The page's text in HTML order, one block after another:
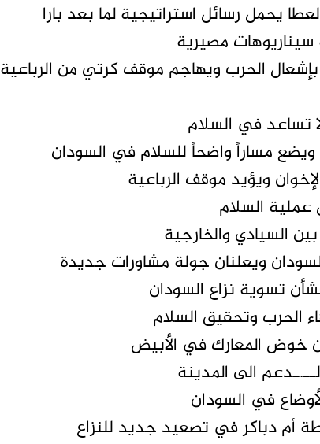
يحمل رسائل استراتيجية لما بعد بارا
سيناريوهات مصيرية
الحرب ويهاجم موقف كرتي من الرباعية
تساعد في السلام
مساراً واضحاً للسلام في السودان
ويؤيد موقف الرباعية
السلام
السيادي والخارجية
ويعلنان جولة مشاورات جديدة
تسوية نزاع السودان
الحرب وتحقيق السلام
خوض المعارك في الأبيض
الى المدينة
في السودان
أم دباكر في تصعيد جديد للنزاع